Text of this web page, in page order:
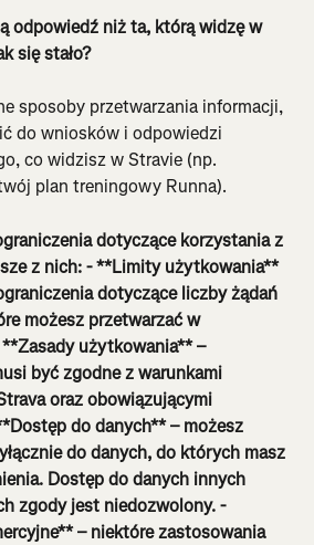
odpowiedź niż ta, którą widzę w
się stało?
sposoby przetwarzania informacji,
do wniosków i odpowiedzi
co widzisz w Stravie (np.
plan treningowy Runna).
dotyczące korzystania z
z nich: - **Limity użytkowania**
dotyczące liczby żądań
możesz przetwarzać w
użytkowania** –
być zgodne z warunkami
oraz obowiązującymi
do danych** – możesz
do danych, do których masz
Dostęp do danych innych
zgody jest niedozwolony. -
– niektóre zastosowania